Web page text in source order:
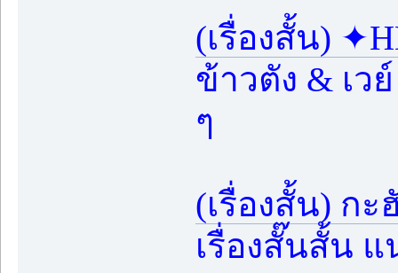
(เรื่องสั้น)
ข้าวตัง & เว
ๆ
(เรื่องสั้น) กะ
เรื่องสั๊นสั้น